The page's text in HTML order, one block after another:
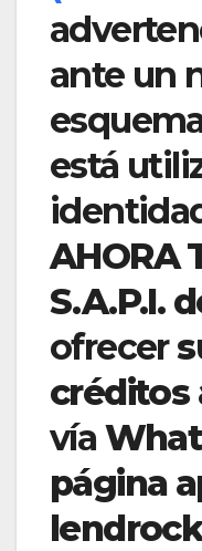
ante un
está
AHORA
S.A.P.I.
ofrecer
créditos
vía
página